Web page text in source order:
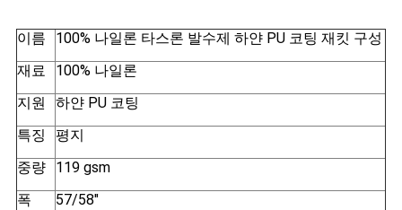
맵
PRIVACY
POLICY
이름
100% 나일론 타스론 발수제 하얀 PU 코팅 재킷 구성
재료
100% 나일론
지원
하얀 PU 코팅
특징
평지
중량
119 gsm
폭
57/58"